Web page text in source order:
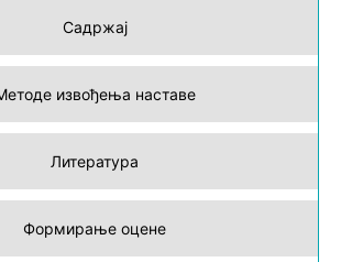
Садржај
извођења наставе
Литература
Формирање оцене